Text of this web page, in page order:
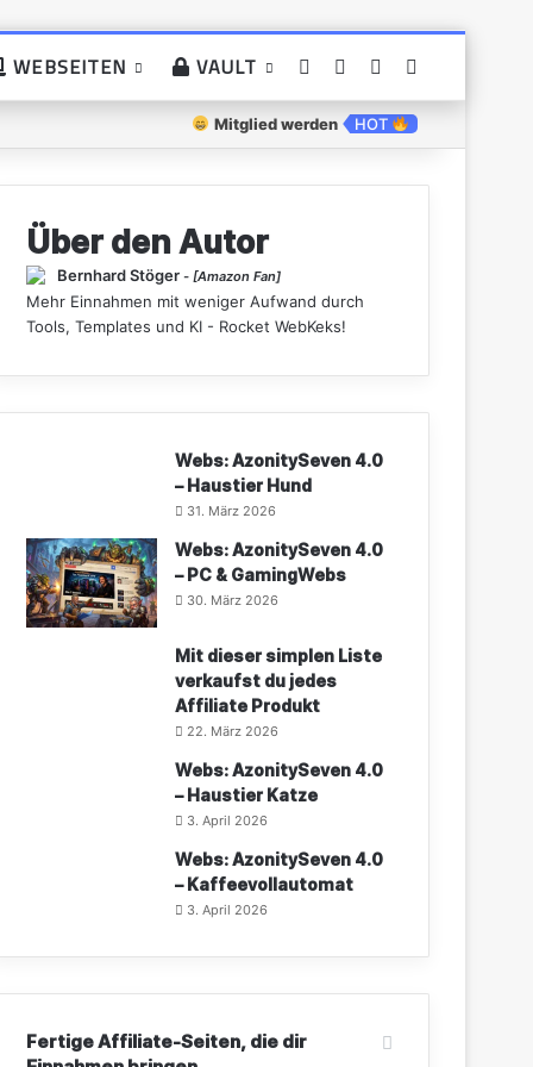
WEBSEITEN VAULT
Mitglied werden HOT
Über den Autor
Bernhard Stöger - [Amazon Fan]
Mehr Einnahmen mit weniger Aufwand durch
Tools, Templates und KI - Rocket WebKeks!
Webs: AzonitySeven 4.0
– Haustier Hund
31. März 2026
Webs: AzonitySeven 4.0
– PC & GamingWebs
30. März 2026
Mit dieser simplen Liste
verkaufst du jedes
Affiliate Produkt
22. März 2026
Webs: AzonitySeven 4.0
– Haustier Katze
3. April 2026
Webs: AzonitySeven 4.0
– Kaffeevollautomat
3. April 2026
Fertige Affiliate-Seiten, die dir